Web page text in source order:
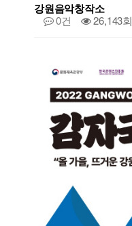
강원음악창작소
0건 26,143회